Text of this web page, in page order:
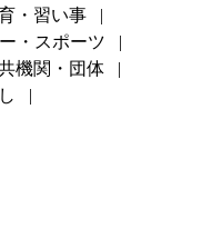
・習い事
・スポーツ
機関・団体